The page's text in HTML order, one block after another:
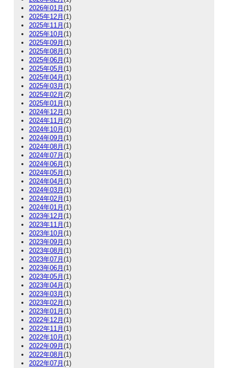
2026年01月 (1)
2025年12月 (1)
2025年11月 (1)
2025年10月 (1)
2025年09月 (1)
2025年08月 (1)
2025年06月 (1)
2025年05月 (1)
2025年04月 (1)
2025年03月 (1)
2025年02月 (2)
2025年01月 (1)
2024年12月 (1)
2024年11月 (2)
2024年10月 (1)
2024年09月 (1)
2024年08月 (1)
2024年07月 (1)
2024年06月 (1)
2024年05月 (1)
2024年04月 (1)
2024年03月 (1)
2024年02月 (1)
2024年01月 (1)
2023年12月 (1)
2023年11月 (1)
2023年10月 (1)
2023年09月 (1)
2023年08月 (1)
2023年07月 (1)
2023年06月 (1)
2023年05月 (1)
2023年04月 (1)
2023年03月 (1)
2023年02月 (1)
2023年01月 (1)
2022年12月 (1)
2022年11月 (1)
2022年10月 (1)
2022年09月 (1)
2022年08月 (1)
2022年07月 (1)